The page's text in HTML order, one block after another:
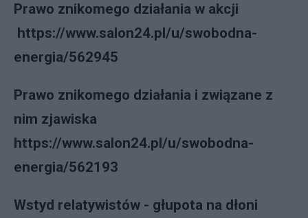
Prawo znikomego działania w akcji
https://www.salon24.pl/u/swobodna-
energia/562945
Prawo znikomego działania i związane z
nim zjawiska
https://www.salon24.pl/u/swobodna-
energia/562193
Wstyd relatywistów - głupota na dłoni